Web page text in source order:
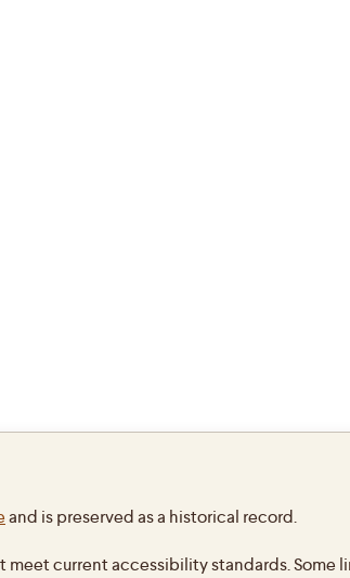
and is preserved as a historical record.
current accessibility standards. Some